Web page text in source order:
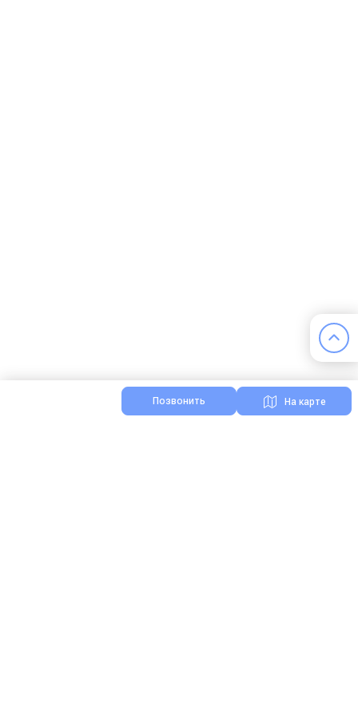
Позвонить На карте